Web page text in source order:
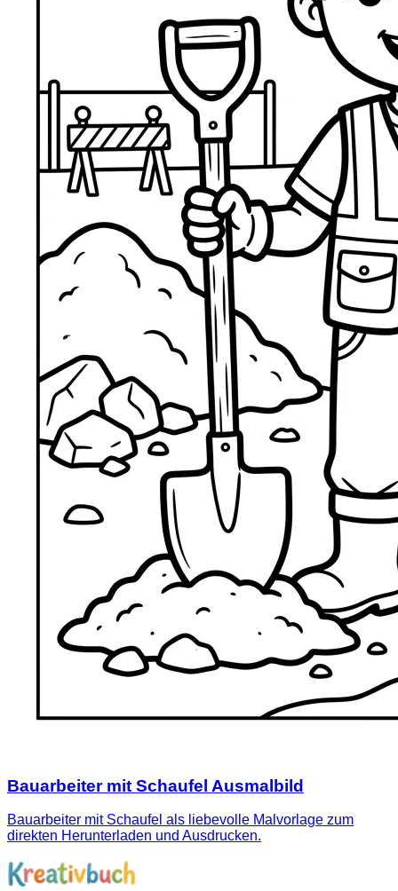
Bauarbeiter mit Schaufel Ausmalbild
Bauarbeiter mit Schaufel als liebevolle Malvorlage zum
direkten Herunterladen und Ausdrucken.